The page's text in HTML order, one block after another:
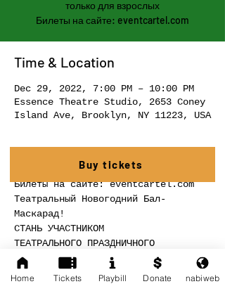
только для взрослых
Билеты на сайте: eventcartel.com
Time & Location
Dec 29, 2022, 7:00 PM – 10:00 PM
Essence Theatre Studio, 2653 Coney
Island Ave, Brooklyn, NY 11223, USA
About The Event
Билеты на сайте: eventcartel.com
Театральный Новогодний Бал-
Маскарад!
СТАНЬ УЧАСТНИКОМ
ТЕАТРАЛЬНОГО ПРАЗДНИЧНОГО
«КАПУСТНИКА»
только для взрослых
Buy tickets
Home Tickets Playbill Donate nabiweb